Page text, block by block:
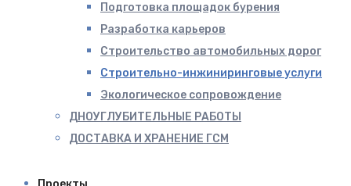
Подготовка площадок бурения
Разработка карьеров
Строительство автомобильных дорог
Строительно-инжиниринговые услуги
Экологическое сопровождение
ДНОУГЛУБИТЕЛЬНЫЕ РАБОТЫ
ДОСТАВКА И ХРАНЕНИЕ ГСМ